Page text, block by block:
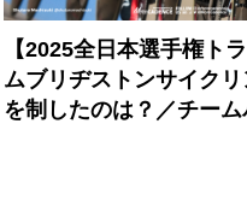
【2025全日本選手権ト
ムブリヂストンサイク
を制したのは？／チーム